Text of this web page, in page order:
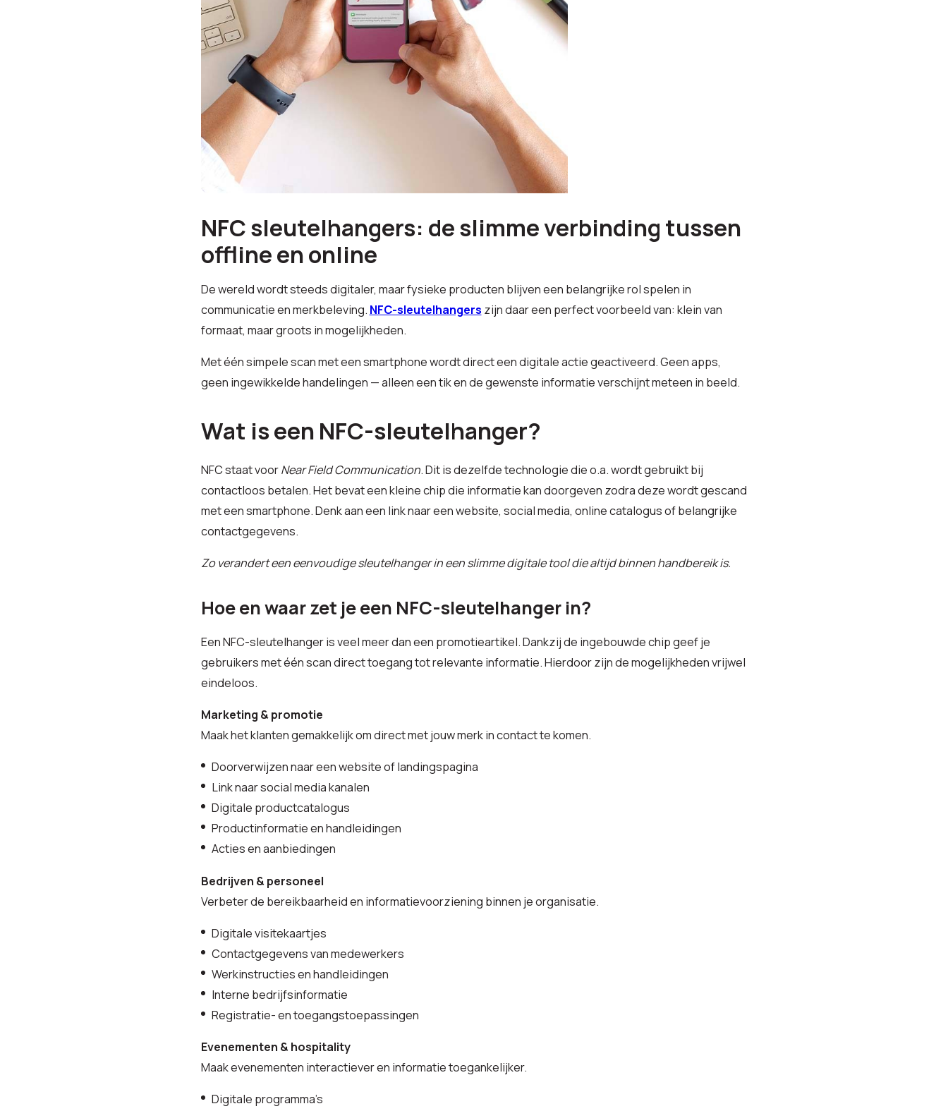
NFC sleutelhangers: de slimme verbinding tussen
offline en online
De wereld wordt steeds digitaler, maar fysieke producten blijven een belangrijke rol spelen in
communicatie en merkbeleving. NFC-sleutelhangers zijn daar een perfect voorbeeld van: klein van
formaat, maar groots in mogelijkheden.
Met één simpele scan met een smartphone wordt direct een digitale actie geactiveerd. Geen apps,
geen ingewikkelde handelingen — alleen een tik en de gewenste informatie verschijnt meteen in beeld.
Wat is een NFC-sleutelhanger?
NFC staat voorNear Field Communication. Dit is dezelfde technologie die o.a. wordt gebruikt bij
contactloos betalen. Het bevat een kleine chip die informatie kan doorgeven zodra deze wordt gescand
met een smartphone. Denk aan een link naar een website, social media, online catalogus of belangrijke
contactgegevens.
Zo verandert een eenvoudige sleutelhanger in een slimme digitale tool die altijd binnen handbereik is.
Hoe en waar zet je een NFC-sleutelhanger in?
Een NFC-sleutelhanger is veel meer dan een promotieartikel. Dankzij de ingebouwde chip geef je
gebruikers met één scan direct toegang tot relevante informatie. Hierdoor zijn de mogelijkheden vrijwel
eindeloos.
Marketing & promotie
Maak het klanten gemakkelijk om direct met jouw merk in contact te komen.
Doorverwijzen naar een website of landingspagina
Link naar social media kanalen
Digitale productcatalogus
Productinformatie en handleidingen
Acties en aanbiedingen
Bedrijven & personeel
Verbeter de bereikbaarheid en informatievoorziening binnen je organisatie.
Digitale visitekaartjes
Contactgegevens van medewerkers
Werkinstructies en handleidingen
Interne bedrijfsinformatie
Registratie- en toegangstoepassingen
Evenementen & hospitality
Maak evenementen interactiever en informatie toegankelijker.
Digitale programma’s